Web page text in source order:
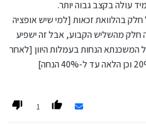
עולה בקצב גבוה יותר.
בהלוואת זכאות [למי שיש אופציה
חלק מהשליש הקבוע, אבל זה ישפיע
המשכנתא הנחות בעמלות היוון [לאחר
1